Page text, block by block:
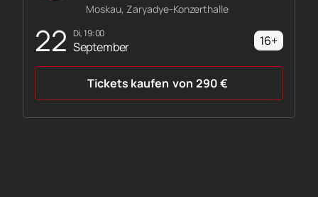
22 Di, 19:00
September
Moskau, Zaryadye-Konzerthalle
16+
Tickets kaufen von 290€